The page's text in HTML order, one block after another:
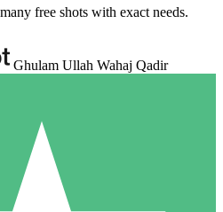
free shots with exact needs.
Ghulam Ullah Wahaj Qadir